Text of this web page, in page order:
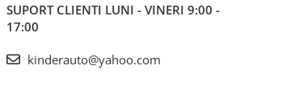
SUPORT CLIENTI LUNI - VINERI 9:00 -
17:00
kinderauto@yahoo.com